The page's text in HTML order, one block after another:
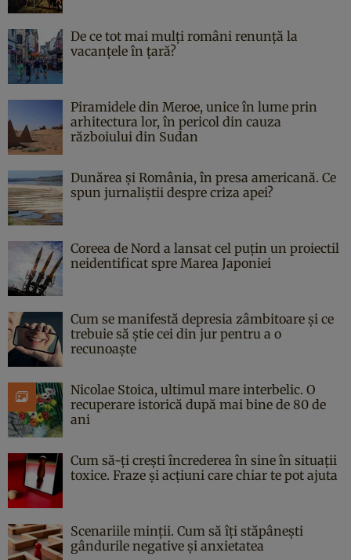
De ce tot mai mulți români renunță la
vacanțele în țară?
Piramidele din Meroe, unice în lume prin
arhitectura lor, în pericol din cauza
războiului din Sudan
Dunărea și România, în presa americană. Ce
spun jurnaliștii despre criza apei?
Coreea de Nord a lansat cel puțin un proiectil
neidentificat spre Marea Japoniei
Cum se manifestă depresia zâmbitoare și ce
trebuie să știe cei din jur pentru a o
recunoaște
Nicolae Stoica, ultimul mare interbelic. O
recuperare istorică după mai bine de 80 de
ani
Cum să-ți crești încrederea în sine în situații
toxice. Fraze și acțiuni care chiar te pot ajuta
Scenariile minții. Cum să îți stăpânești
gândurile negative și anxietatea